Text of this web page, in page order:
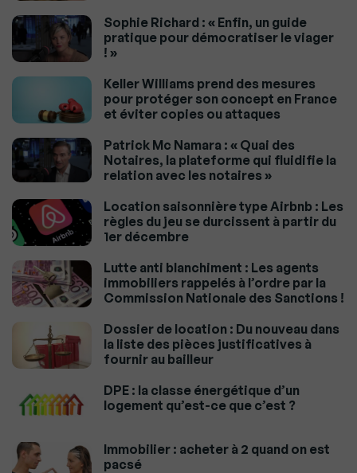
Sophie Richard : « Enfin, un guide
pratique pour démocratiser le viager
! »
Keller Williams prend des mesures
pour protéger son concept en France
et éviter copies ou attaques
Patrick Mc Namara : « Quai des
Notaires, la plateforme qui fluidifie la
relation avec les notaires »
Location saisonnière type Airbnb : Les
règles du jeu se durcissent à partir du
1er décembre
Lutte anti blanchiment : Les agents
immobiliers rappelés à l’ordre par la
Commission Nationale des Sanctions !
Dossier de location : Du nouveau dans
la liste des pièces justificatives à
fournir au bailleur
DPE : la classe énergétique d’un
logement qu’est-ce que c’est ?
Immobilier : acheter à 2 quand on est
pacsé